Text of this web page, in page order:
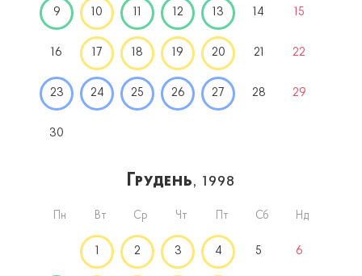
9 10 11 12 13 14 15
16 17 18 19 20 21 22
23 24 25 26 27 28 29
30
Грудень, 1998
Пн Вт Ср Чт Пт Сб Нд
1 2 3 4 5 6